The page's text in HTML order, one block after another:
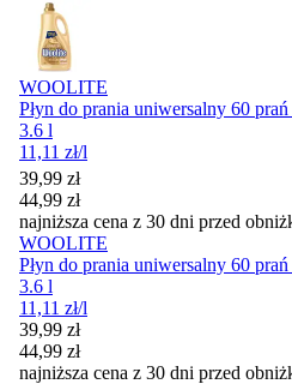
WOOLITE
Płyn do prania uniwersalny 60
3.6 l
11,11 zł/l
Cena promocyjna
39,99 zł
44,99 zł
najniższa cena z 30 dni przed
WOOLITE
Płyn do prania uniwersalny 60
3.6 l
11,11 zł/l
Cena promocyjna
39,99 zł
44,99 zł
najniższa cena z 30 dni przed